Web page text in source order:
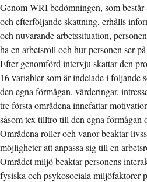
Genom WRI bedömningen, som
och efterföljande skattning, erhålls
och nuvarande arbetssituation,
ha en arbetsroll och hur personen ser
Efter genomförd intervju skattar den
16 variabler som är indelade i följande
den egna förmågan, värderingar,
tre första områdena innefattar
såsom tex tilltro till den egna förmågan
Områdena roller och vanor beaktar
möjligheter att anpassa sig till en
Området miljö beaktar personens
fysiska och psykosociala miljöfaktorer